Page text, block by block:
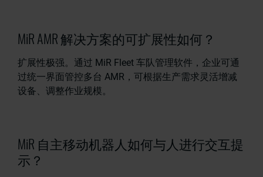
MiR AMR 解决方案的可扩展性如何？
扩展性极强。通过 MiR Fleet 车队管理软件，企业可通
过统一界面管控多台 AMR，可根据生产需求灵活增减
设备、调整作业规模。
MiR 自主移动机器人如何与人进行交互提
示？